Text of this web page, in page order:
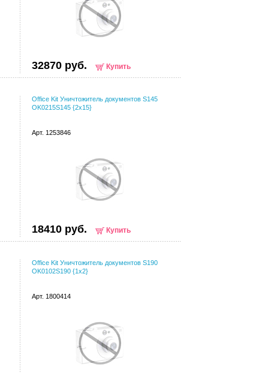
32870 руб. Купить
Office Kit Уничтожитель документов S145
OK0215S145 {2x15}
Арт. 1253846
18410 руб. Купить
Office Kit Уничтожитель документов S190
OK0102S190 {1х2}
Арт. 1800414